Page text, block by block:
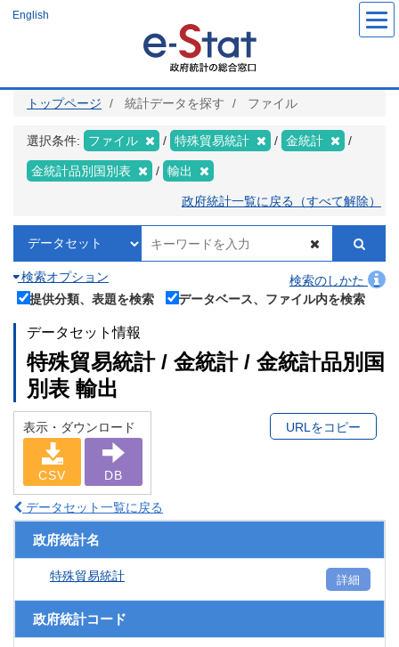
ツ
English
トップページ 統計データを探す ファイル
選択条件: ファイル 特殊貿易統計 金統計
金統計品別国別表 輸出
政府統計一覧に戻る（すべて解除）
検索オプション
検索のしかた
提供分類、表題を検索
データベース、ファイル内を検索
データセット情報
特殊貿易統計 / 金統計 / 金統計品別国
別表 輸出
表示・ダウンロード
CSV DB
URLをコピー
データセット一覧に戻る
政府統計名
特殊貿易統計 詳細
政府統計コード